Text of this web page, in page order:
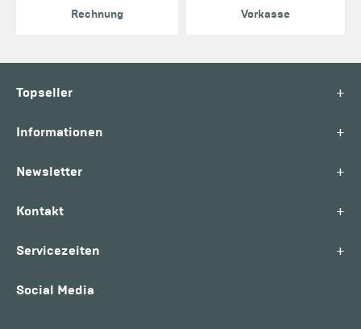
Rechnung Vorkasse
Topseller +
Informationen +
Newsletter +
Kontakt +
Servicezeiten +
Social Media